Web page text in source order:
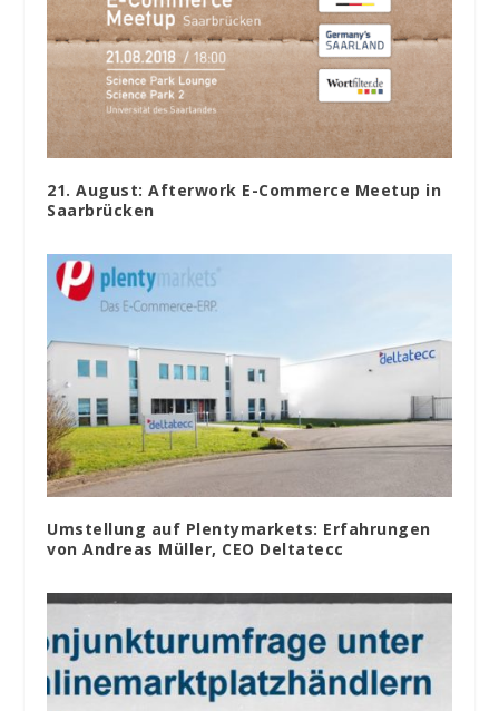
21. August: Afterwork E-Commerce Meetup in
Saarbrücken
Umstellung auf Plentymarkets: Erfahrungen
von Andreas Müller, CEO Deltatecc